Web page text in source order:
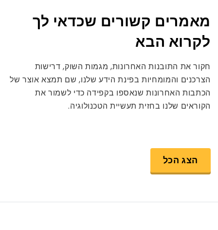
מאמרים קשורים שכדאי לך
לקרוא הבא
חקור את התובנות האחרונות, מגמות השוק, דרישות
הצרכנים והמומחיות בפינת הידע שלנו, שם תמצא אוצר של
הכתבות האחרונות שנאספו בקפידה כדי לשמור את
הקוראים שלנו בחזית תעשיית הטכנולוגיה.
הצג הכל